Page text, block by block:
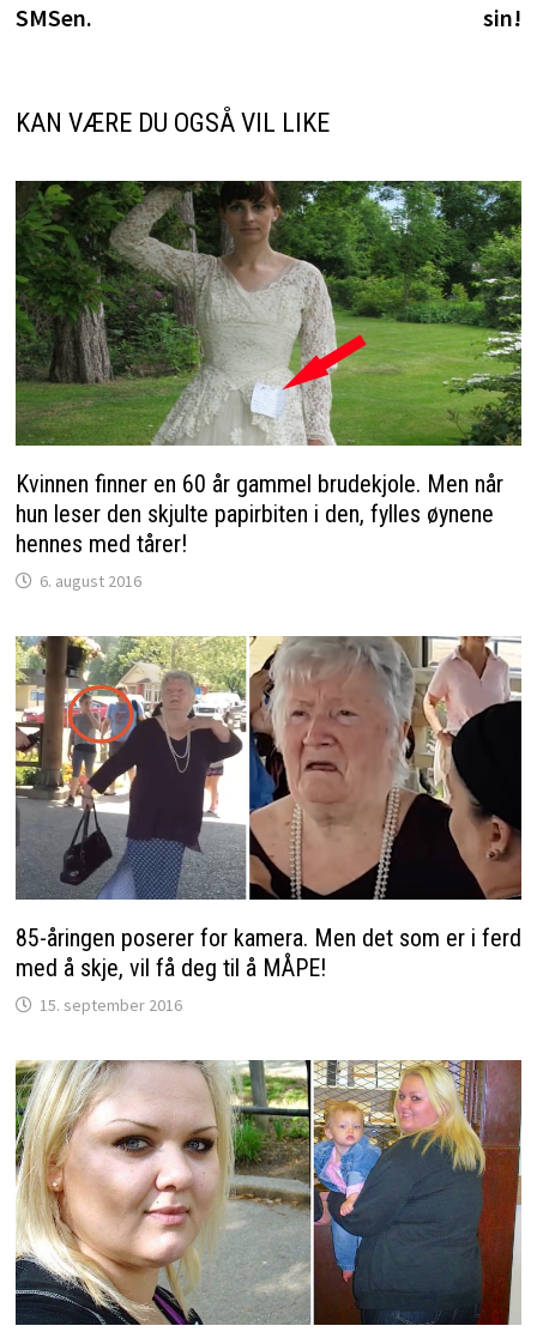
SMSen.
sin!
KAN VÆRE DU OGSÅ VIL LIKE
Kvinnen finner en 60 år gammel brudekjole. Men når
hun leser den skjulte papirbiten i den, fylles øynene
hennes med tårer!
6. august 2016
85-åringen poserer for kamera. Men det som er i ferd
med å skje, vil få deg til å MÅPE!
15. september 2016